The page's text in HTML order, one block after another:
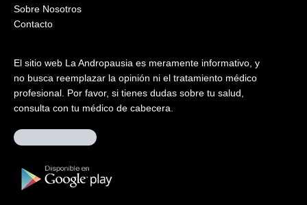
Sobre Nosotros
Contacto
El sitio web La Andropausia es meramente informativo, y
no busca reemplazar la opinión ni el tratamiento médico
profesional. Por favor, si tienes dudas sobre tu salud,
consulta con tu médico de cabecera.